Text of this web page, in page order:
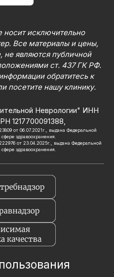
носит исключительно
Все материалы и цены,
не являются публичной
ст. 437 ГК РФ.
обратитесь к
посетите нашу клинику.
Неврологии" ИНН
1217700091388,
от 06.07.2021г., выдана Федеральной
здравоохранения.
от 23.04.2025г., выдана Федеральной
здравоохранения.